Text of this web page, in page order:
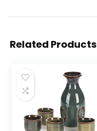
Related Products